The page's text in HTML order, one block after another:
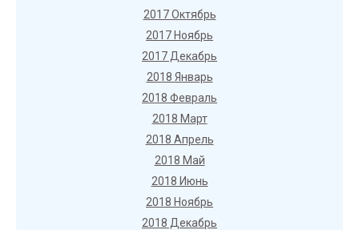
2017 Октябрь
2017 Ноябрь
2017 Декабрь
2018 Январь
2018 Февраль
2018 Март
2018 Апрель
2018 Май
2018 Июнь
2018 Ноябрь
2018 Декабрь